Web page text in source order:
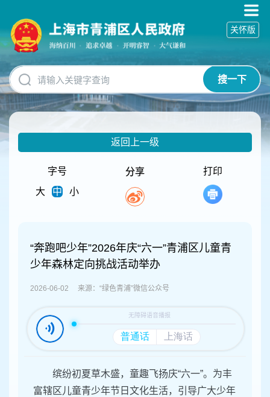
碍
操
明
跳
转
到
网
搜一下
关怀版
返回上一级
字号
大
中 小
分享 打印
“奔跑吧少年”2026年庆“六一”青浦区儿童青
少年森林定向挑战活动举办
2026-06-02 来源：“绿色青浦”微信公众号
缤纷初夏草木盛，童趣飞扬庆“六一”。为丰
富辖区儿童青少年节日文化生活，引导广大少年